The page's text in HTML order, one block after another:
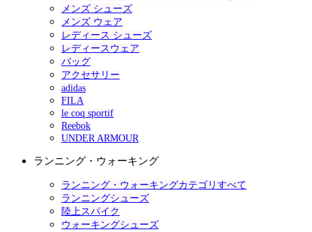
メンズ シューズ
メンズ ウェア
レディース シューズ
レディースウェア
バッグ
アクセサリー
adidas
FILA
le coq sportif
Reebok
UNDER ARMOUR
ランニング・ウォーキング
ランニング・ウォーキングカテゴリすべて
ランニングシューズ
陸上スパイク
ウォーキングシューズ